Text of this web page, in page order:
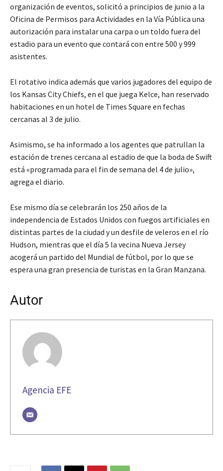
organización de eventos, solicitó a principios de junio a la
Oficina de Permisos para Actividades en la Vía Pública una
autorización para instalar una carpa o un toldo fuera del
estadio para un evento que contará con entre 500 y 999
asistentes.
El rotativo indica además que varios jugadores del equipo de
los Kansas City Chiefs, en el que juega Kelce, han reservado
habitaciones en un hotel de Times Square en fechas
cercanas al 3 de julio.
Asimismo, se ha informado a los agentes que patrullan la
estación de trenes cercana al estadio de que la boda de Swift
está «programada para el fin de semana del 4 de julio»,
agrega el diario.
Ese mismo día se celebrarán los 250 años de la
independencia de Estados Unidos con fuegos artificiales en
distintas partes de la ciudad y un desfile de veleros en el río
Hudson, mientras que el día 5 la vecina Nueva Jersey
acogerá un partido del Mundial de fútbol, por lo que se
espera una gran presencia de turistas en la Gran Manzana.
Autor
Agencia EFE